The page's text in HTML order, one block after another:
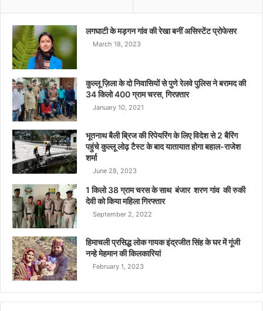
लगघाटी के मड़गन गांव की रेखा बनीं असिस्टेंट प्रोफेसर
March 18, 2023
कुल्लू ज़िला के दो निवासियों से पुणे रेलवे पुलिस ने बरामद की
34 किलो 400 ग्राम चरस, गिरफ़्तार
January 10, 2021
भूतनाथ बैली ब्रिज की रिपेयरिंग के लिए विदेश से 2 बैरिंग
पहुंचे कुल्लू लोढ़ टैस्ट के बाद यातायात होगा बहाल-राजेश
शर्मा
June 28, 2023
1 किलो 38 ग्राम चरस के साथ बंजार शरण गांव की रुकी
देवी को किया महिला गिरफ्तार
September 2, 2022
हिमाचली प्रसिद्ध लोक गायक इंद्रजीत सिंह के घर में गूंजी
नन्हे मेहमान की किलकारियां
February 1, 2023